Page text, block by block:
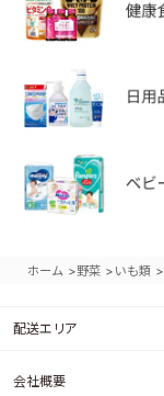
ホーム >野菜 > いも類 >
配送エリア
会社概要